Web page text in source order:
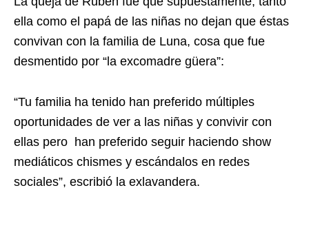
ella como el papá de las niñas no dejan que éstas
convivan con la familia de Luna, cosa que fue
desmentido por “la excomadre güera”:
“Tu familia ha tenido han preferido múltiples
oportunidades de ver a las niñas y convivir con
ellas pero han preferido seguir haciendo show
mediáticos chismes y escándalos en redes
sociales”, escribió la exlavandera.